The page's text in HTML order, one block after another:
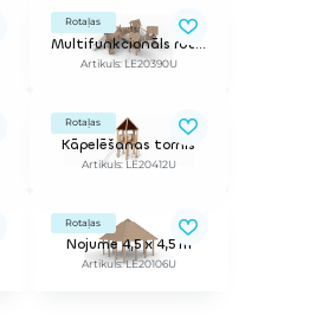
Rotaļas
Multifunkcionāls rotaļu komplekss
Artikuls: LE20390U
Rotaļas
Kāpelēšanas tornis
Artikuls: LE20412U
Rotaļas
Nojume 4,5 x 4,5 m
Artikuls: LE20106U